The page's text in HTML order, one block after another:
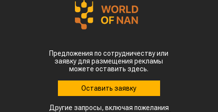
Предложения по сотрудничеству или
заявку для размещения рекламы
можете оставить здесь.
Оставить заявку
Другие запросы, включая пожелания